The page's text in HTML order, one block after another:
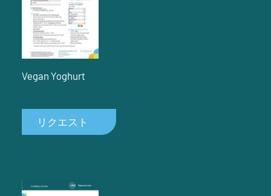
Vegan Yoghurt
リクエスト